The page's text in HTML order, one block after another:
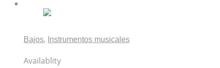
Bajos, Instrumentos musicales
Availablity